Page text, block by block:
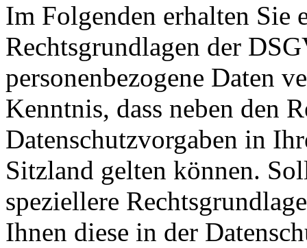
Im Folgenden erhalten Sie
Rechtsgrundlagen der
personenbezogene Daten
Kenntnis, dass neben den
Datenschutzvorgaben in
Sitzland gelten können.
speziellere
Ihnen diese in der